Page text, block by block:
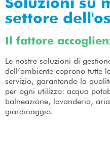
settore
Il fattore
Le nostre soluzioni di
dell’ambiente coprono tutte
servizio, garantendo la
per ogni utilizzo: acqua
balneazione, lavanderia,
giardinaggio.